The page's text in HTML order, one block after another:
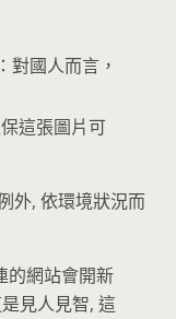
對國人而言，
這張圖片可
外, 依環境狀況而
的網站會開新
見人見智, 這